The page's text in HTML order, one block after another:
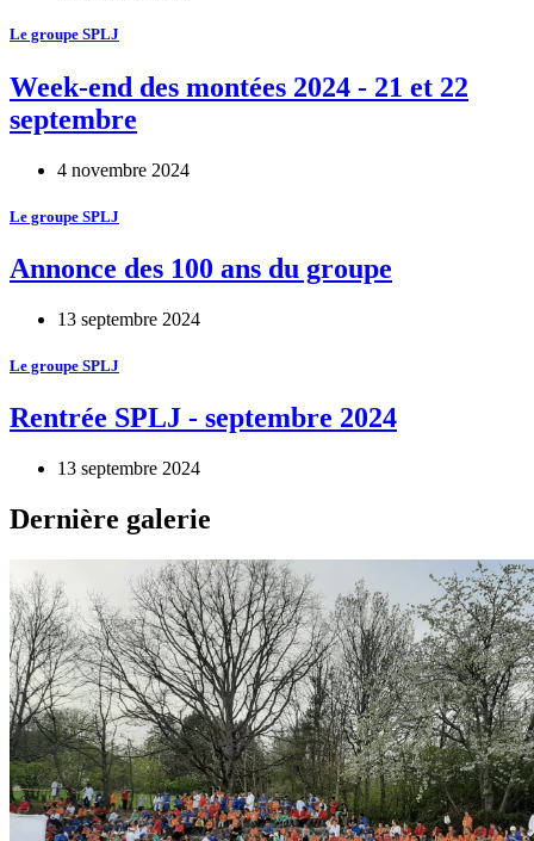
Le groupe SPLJ
Week-end des montées 2024 - 21 et 22
septembre
4 novembre 2024
Le groupe SPLJ
Annonce des 100 ans du groupe
13 septembre 2024
Le groupe SPLJ
Rentrée SPLJ - septembre 2024
13 septembre 2024
Dernière galerie